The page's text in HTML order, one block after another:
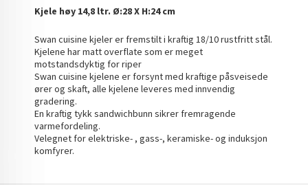
Kjele høy 14,8 ltr. Ø:28 X H:24 cm
Swan cuisine kjeler er fremstilt i kraftig 18/10 rustfritt stål.
Kjelene har matt overflate som er meget
motstandsdyktig for riper
Swan cuisine kjelene er forsynt med kraftige påsveisede
ører og skaft, alle kjelene leveres med innvendig
gradering.
En kraftig tykk sandwichbunn sikrer fremragende
varmefordeling.
Velegnet for elektriske- , gass-, keramiske- og induksjon
komfyrer.